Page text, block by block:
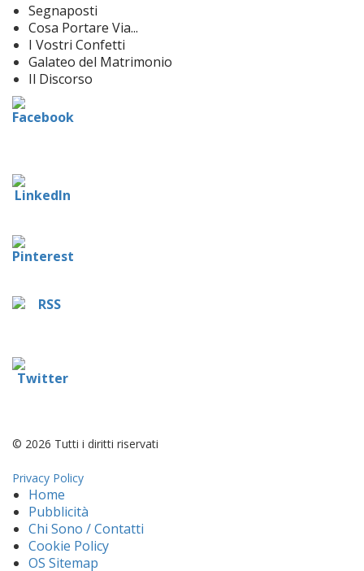
Segnaposti
Cosa Portare Via...
I Vostri Confetti
Galateo del Matrimonio
Il Discorso
© 2026 Tutti i diritti riservati
Privacy Policy
Home
Pubblicità
Chi Sono / Contatti
Cookie Policy
OS Sitemap